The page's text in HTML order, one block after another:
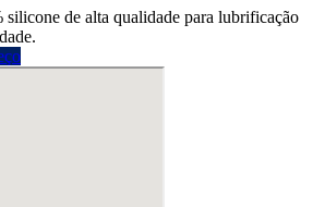
de alta qualidade para lubrificação